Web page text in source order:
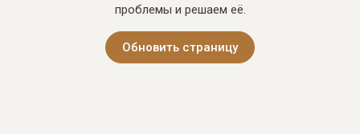
проблемы и решаем её.
Обновить страницу